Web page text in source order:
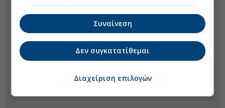
Συναίνεση
Δεν συγκατατίθεμαι
Διαχείριση επιλογών